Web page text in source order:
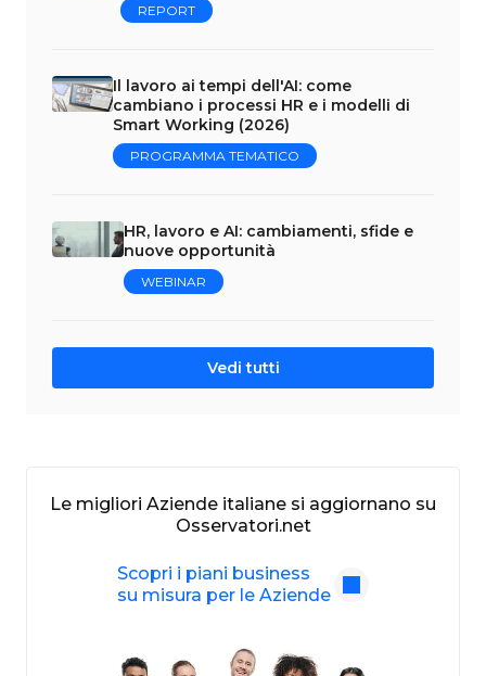
REPORT
Il lavoro ai tempi dell'AI: come
cambiano i processi HR e i modelli di
Smart Working (2026)
PROGRAMMA TEMATICO
HR, lavoro e AI: cambiamenti, sfide e
nuove opportunità
WEBINAR
Vedi tutti
Le migliori Aziende italiane si aggiornano su
Osservatori.net
Scopri i piani business
su misura per le Aziende